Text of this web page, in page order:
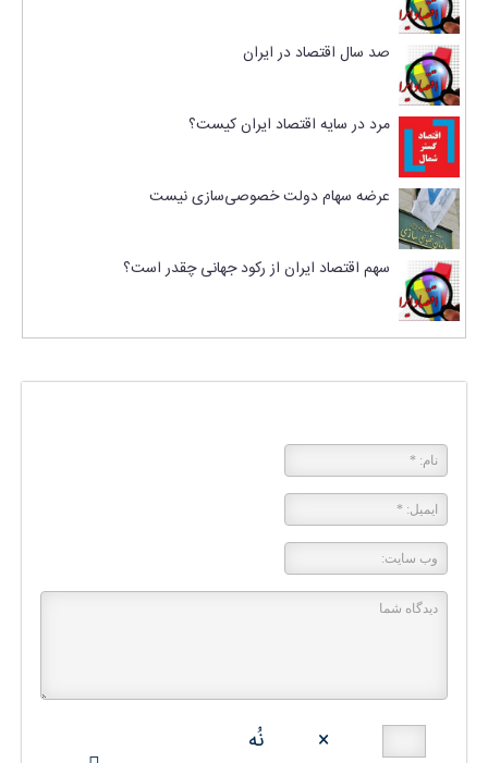
صد سال اقتصاد در ایران
مرد در سایه اقتصاد ایران کیست؟
عرضه سهام دولت خصوصی‌سازی نیست
سهم اقتصاد ایران از رکود جهانی چقدر است؟
×
نُه